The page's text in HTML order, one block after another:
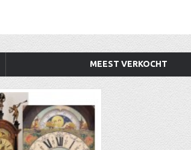
MEEST VERKOCHT